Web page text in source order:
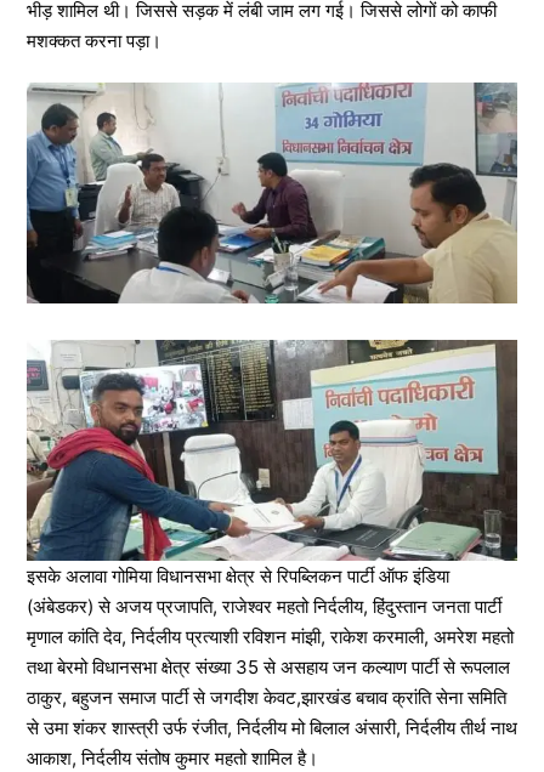
भीड़ शामिल थी। जिससे सड़क में लंबी जाम लग गई। जिससे लोगों को काफी
मशक्कत करना पड़ा।
इसके अलावा गोमिया विधानसभा क्षेत्र से रिपब्लिकन पार्टी ऑफ इंडिया
(अंबेडकर) से अजय प्रजापति, राजेश्वर महतो निर्दलीय, हिंदुस्तान जनता पार्टी
मृणाल कांति देव, निर्दलीय प्रत्याशी रविशन मांझी, राकेश करमाली, अमरेश महतो
तथा बेरमो विधानसभा क्षेत्र संख्या 35 से असहाय जन कल्याण पार्टी से रूपलाल
ठाकुर, बहुजन समाज पार्टी से जगदीश केवट,झारखंड बचाव क्रांति सेना समिति
से उमा शंकर शास्त्री उर्फ रंजीत, निर्दलीय मो बिलाल अंसारी, निर्दलीय तीर्थ नाथ
आकाश, निर्दलीय संतोष कुमार महतो शामिल है।